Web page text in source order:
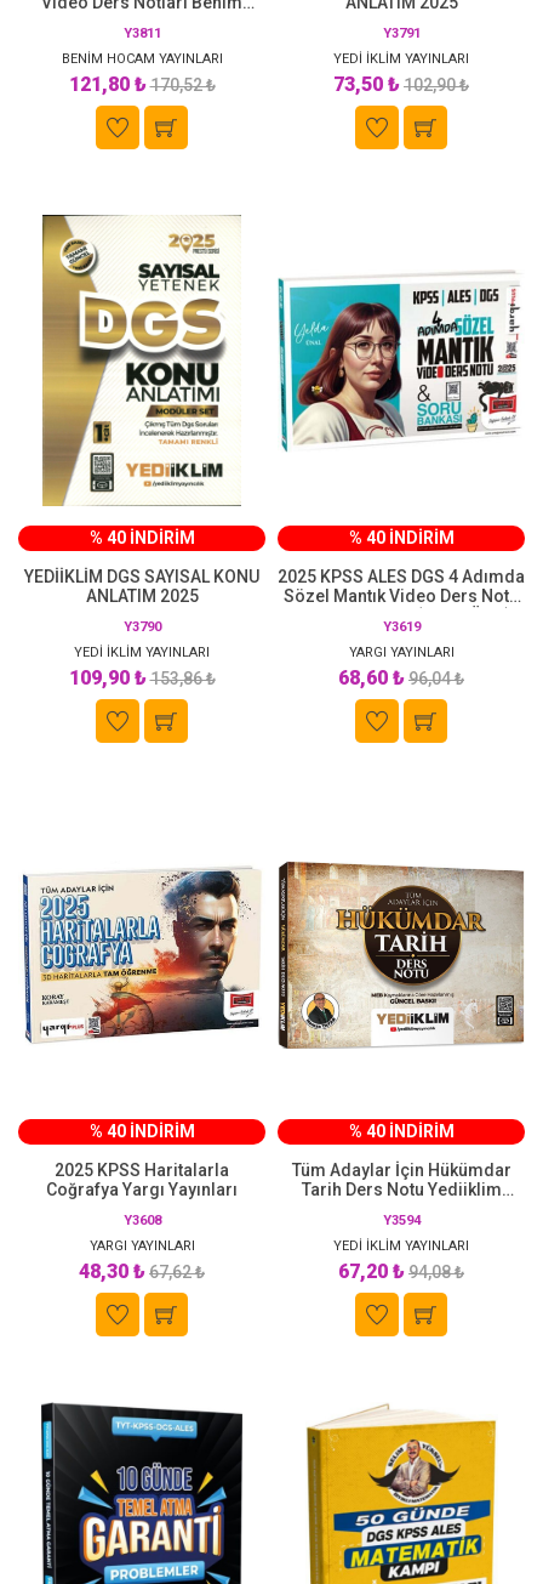
Y3811
BENİM HOCAM YAYINLARI
121,80 ₺170,52 ₺
Y3791
YEDİ İKLİM YAYINLARI
73,50 ₺102,90 ₺
% 40 İNDİRİM
YEDİİKLİM DGS SAYISAL KONU
ANLATIM 2025
Y3790
YEDİ İKLİM YAYINLARI
109,90 ₺153,86 ₺
% 40 İNDİRİM
2025 KPSS ALES DGS 4 Adımda
Sözel Mantık Video Ders Notu
Yargı Yayınları
Y3619
YARGI YAYINLARI
68,60 ₺96,04 ₺
% 40 İNDİRİM
2025 KPSS Haritalarla
Coğrafya Yargı Yayınları
Y3608
YARGI YAYINLARI
48,30 ₺67,62 ₺
% 40 İNDİRİM
Tüm Adaylar İçin Hükümdar
Tarih Ders Notu Yediiklim
Y3594
YEDİ İKLİM YAYINLARI
67,20 ₺94,08 ₺